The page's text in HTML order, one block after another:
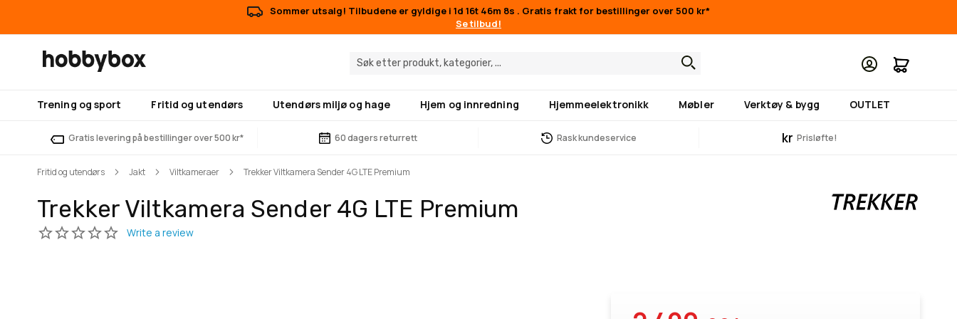
Sommer utsalg! Tilbudene er gyldige i 1d 16t 46m 8s . Gratis frakt for bestillinger over 500 kr*
Se tilbud!
Min
Trening og sport Fritid og utendørs Utendørs miljø og hage Hjem og innredning Hjemmeelektronikk Møbler Verktøy & bygg OUTLET
Gratis levering på bestillinger over 500 kr* 60 dagers returrett Rask kundeservice kr Prisløfte!
Fritid og utendørs Jakt Viltkameraer Trekker Viltkamera Sender 4G LTE Premium
Trekker Viltkamera Sender 4G LTE Premium